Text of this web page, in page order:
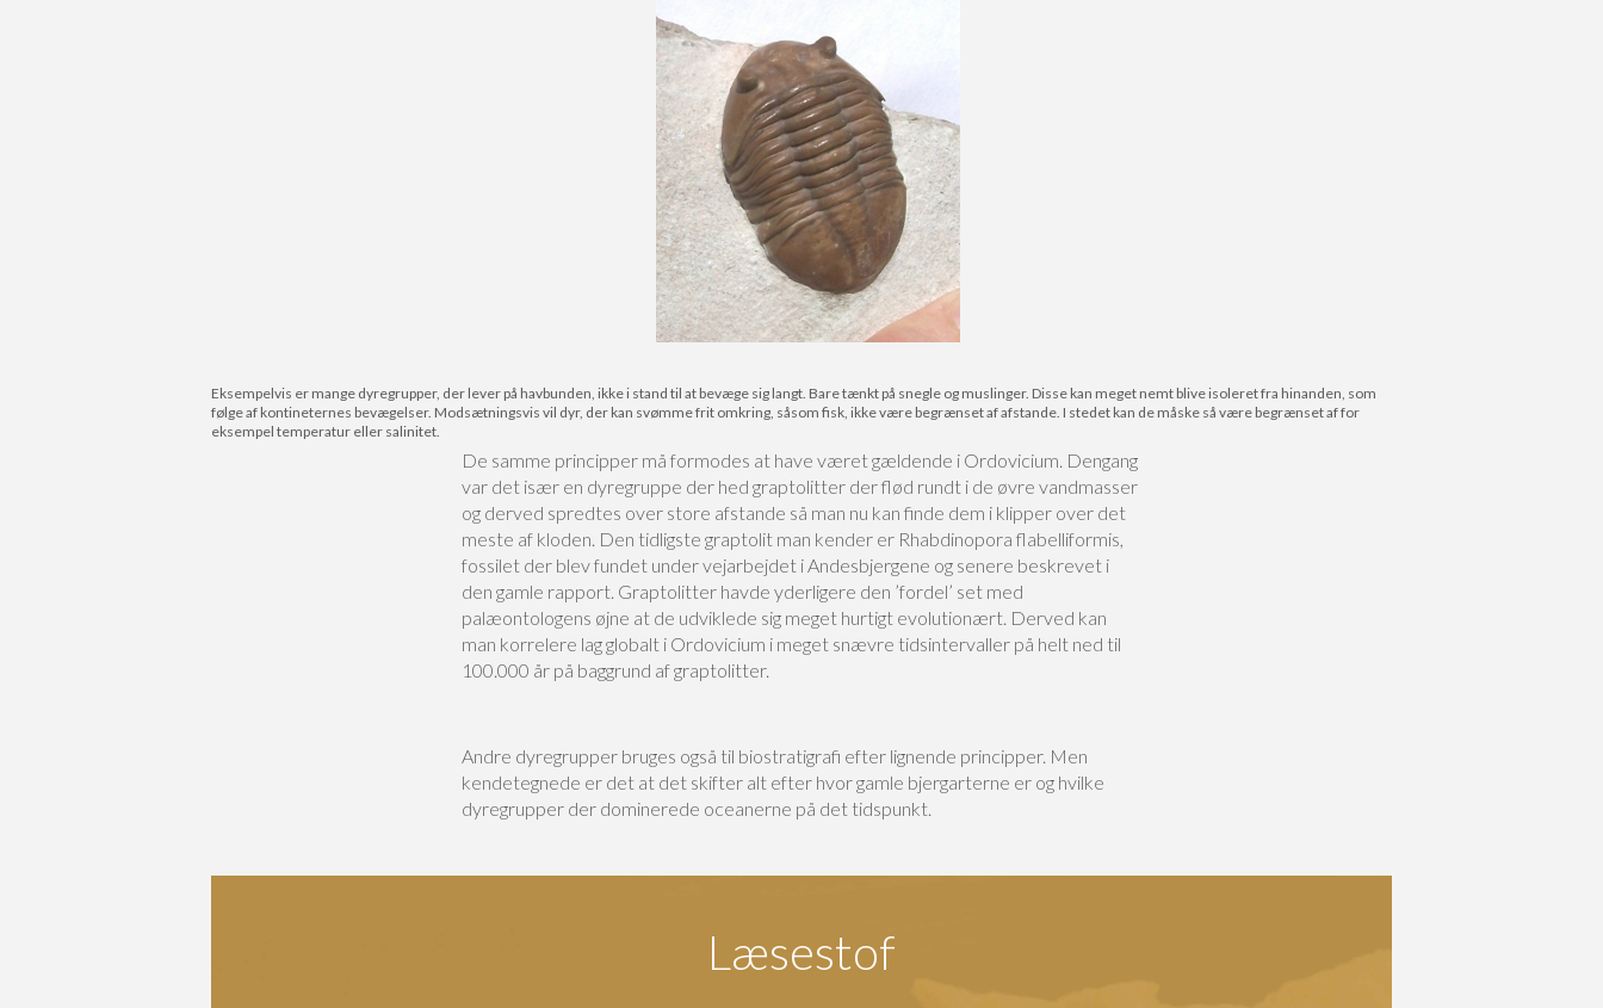
Eksempelvis er mange dyregrupper, der lever på havbunden, ikke i stand til at bevæge sig langt. Bare tænkt på snegle og muslinger. Disse kan meget nemt blive isoleret fra hinanden, som
følge af kontineternes bevægelser. Modsætningsvis vil dyr, der kan svømme frit omkring, såsom fisk, ikke være begrænset af afstande. I stedet kan de måske så være begrænset af for
eksempel temperatur eller salinitet.
De samme principper må formodes at have været gældende i Ordovicium. Dengang
var det især en dyregruppe der hed graptolitter der flød rundt i de øvre vandmasser
og derved spredtes over store afstande så man nu kan finde dem i klipper over det
meste af kloden. Den tidligste graptolit man kender er Rhabdinopora flabelliformis,
fossilet der blev fundet under vejarbejdet i Andesbjergene og senere beskrevet i
den gamle rapport. Graptolitter havde yderligere den ’fordel’ set med
palæontologens øjne at de udviklede sig meget hurtigt evolutionært. Derved kan
man korrelere lag globalt i Ordovicium i meget snævre tidsintervaller på helt ned til
100.000 år på baggrund af graptolitter.
Andre dyregrupper bruges også til biostratigrafi efter lignende principper. Men
kendetegnede er det at det skifter alt efter hvor gamle bjergarterne er og hvilke
dyregrupper der dominerede oceanerne på det tidspunkt.
Læsestof